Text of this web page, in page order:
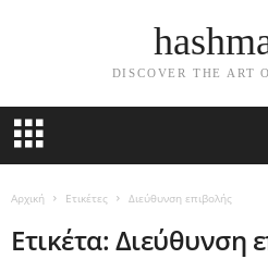
DISCOVER THE ART
Αρχική Ετικέτες Διεύθυνση επιβολής
Ετικέτα: Διεύθυνση